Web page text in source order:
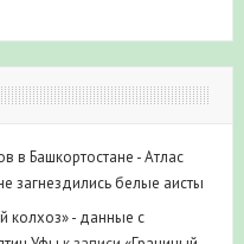
в Башкортостане - Атлас
загнездились белые аисты
колхоз» - данные с